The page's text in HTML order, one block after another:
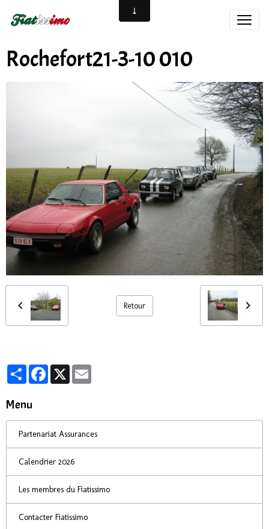
Rochefort21-3-10 010
Retour
PartagerFacebook
X
Menu
Partenariat Assurances
Calendrier 2026
Les membres du Fiatissimo
Contacter Fiatissimo